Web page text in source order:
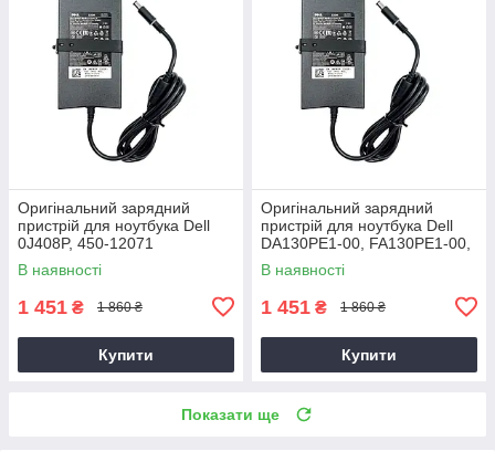
Оригінальний зарядний
пристрій для ноутбука Dell
0J408P, 450-12071
В наявності
1 451 ₴ 1 860 ₴
Купити
Оригінальний зарядний
пристрій для ноутбука Dell
DA130PE1-00, FA130PE1-00,
HA130PM160
В наявності
1 451 ₴ 1 860 ₴
Купити
Показати ще